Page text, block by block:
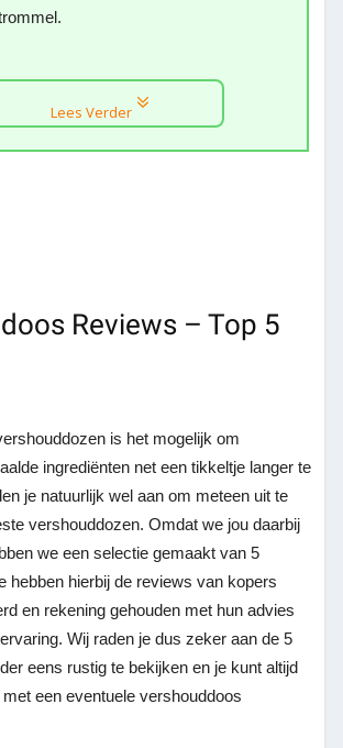
Lees Verder
Reviews – Top 5
is het mogelijk om
ingrediënten net een tikkeltje langer te
je natuurlijk wel aan om meteen uit te
vershouddozen. Omdat we jou daarbij
we een selectie gemaakt van 5
hebben hierbij de reviews van kopers
en rekening gehouden met hun advies
Wij raden je dus zeker aan de 5
eens rustig te bekijken en je kunt altijd
een eventuele vershouddoos